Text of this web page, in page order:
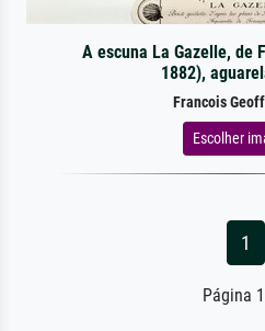
A escuna La Gazelle, de
1882),
Francois
Escolher
1
Página